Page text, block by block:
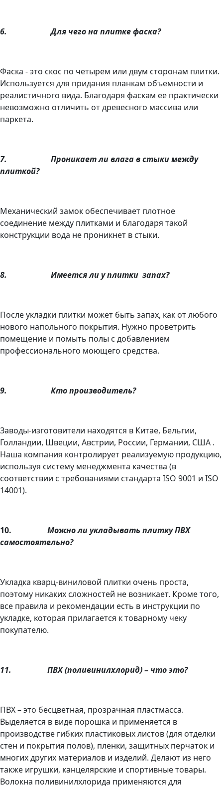
6.Для чего на плиткефаска?
Фаска - это скос по четырем или двум сторонам плитки.
Используется для придания планкам объемности и
реалистичного вида. Благодаря фаскам ее практически
невозможно отличить от древесного массива или
паркета.
7. Проникает ли влага в стыки между
плиткой?
Механический замок обеспечивает плотное
соединение между плитками и благодаря такой
конструкции вода не проникнет в стыки.
8. Имеется ли у плитки запах?
После укладки плитки может быть запах, как от любого
нового напольного покрытия. Нужно проветрить
помещение и помыть полы с добавлением
профессионального моющего средства.
9. Кто производитель?
Заводы-изготовители находятся в Китае, Бельгии,
Голландии, Швеции, Австрии, России, Германии, США .
Наша компания контролирует реализуемую продукцию,
используя систему менеджмента качества (в
соответствии с требованиями стандарта ISO 9001 и ISO
14001).
10. Можно ли укладывать плитку ПВХ
самостоятельно?
Укладка кварц-виниловой плитки очень проста,
поэтому никаких сложностей не возникает. Кроме того,
все правила и рекомендации есть в инструкции по
укладке, которая прилагается к товарному чеку
покупателю.
11. ПВХ (поливинилхлорид) – что это?
ПВХ – это бесцветная, прозрачная пластмасса.
Выделяется в виде порошка и применяется в
производстве гибких пластиковых листов (для отделки
стен и покрытия полов), пленки, защитных перчаток и
многих других материалов и изделий. Делают из него
также игрушки, канцелярские и спортивные товары.
Волокна поливинилхлорида применяются для